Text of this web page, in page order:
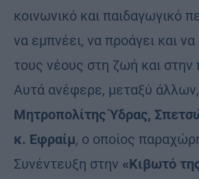
κοινωνικό και παιδαγωγικό
να εμπνέει, να προάγει και να
τους νέους στη ζωή και στην
Αυτά ανέφερε, μεταξύ
Μητροπολίτης Ύδρας,
κ. Εφραίμ, ο οποίος
Συνέντευξη στην «Κιβωτό